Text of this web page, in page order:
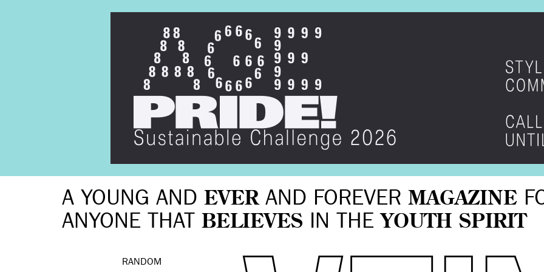
A YOUNG AND EVERAND FOREVER MAGAZINE
ANYONE THAT BELIEVES IN THE YOUTH SPIRIT
RANDOM